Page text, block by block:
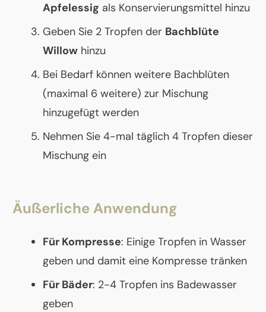
Apfelessig als Konservierungsmittel hinzu
Geben Sie 2 Tropfen der Bachblüte
Willow hinzu
Bei Bedarf können weitere Bachblüten
(maximal 6 weitere) zur Mischung
hinzugefügt werden
Nehmen Sie 4-mal täglich 4 Tropfen dieser
Mischung ein
Äußerliche Anwendung
Für Kompresse: Einige Tropfen in Wasser
geben und damit eine Kompresse tränken
Für Bäder: 2-4 Tropfen ins Badewasser
geben